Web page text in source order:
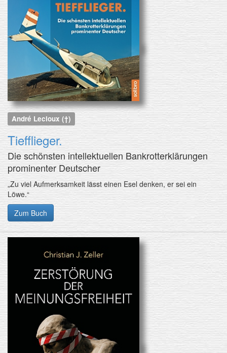
André Lecloux (†)
Tiefflieger.
Die schönsten intellektuellen Bankrotterklärungen
prominenter Deutscher
„Zu viel Aufmerksamkeit lässt einen Esel denken, er sei ein
Löwe.“
Zum Buch